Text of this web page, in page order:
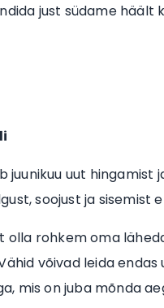
just südame häält
juunikuu uut
soojust ja sisemist
olla rohkem oma
võivad leida
mis on juba mõnda